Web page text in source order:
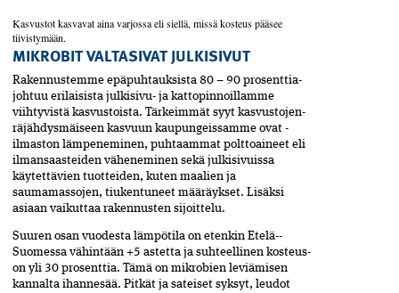
Kasvustot kasvavat aina varjossa eli siellä, missä kosteus pääsee
tiivistymään.
MIKROBIT VALTASIVAT JULKISIVUT
Rakennustemme epäpuhtauksista 80 – 90 prosenttia­
johtuu erilaisista julkisivu- ja kattopinnoillamme
viihtyvistä kasvustoista. Tärkeimmät syyt kasvustojen­
räjähdysmäiseen kasvuun kaupungeissamme ovat ­
ilmaston lämpeneminen, puhtaammat polttoaineet eli
ilmansaasteiden väheneminen sekä julkisivuissa
käytettävien tuotteiden, kuten maalien ja
saumamassojen, tiukentuneet määräykset. Lisäksi
asiaan vaikuttaa rakennusten sijoittelu.
Suuren osan vuodesta lämpötila on etenkin Etelä-­
Suomessa vähintään +5 astetta ja suhteellinen kosteus­
on yli 30 prosenttia. Tämä on mikrobien leviämisen
kannalta ihannesää. Pitkät ja sateiset syksyt, leudot